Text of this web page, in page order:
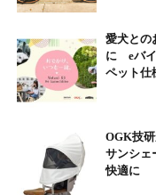
愛犬との
に eバイ
ペット仕
OGK技
サンシェ
快適に